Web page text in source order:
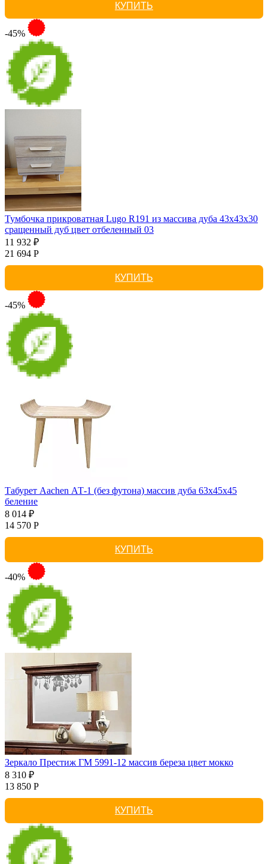
КУПИТЬ
-45%
Тумбочка прикроватная Lugo R191 из массива дуба 43х43х30
сращенный дуб цвет отбеленный 03
11 932 ₽
21 694 Р
КУПИТЬ
-45%
Табурет Aachen АТ-1 (без футона) массив дуба 63х45х45
беление
8 014 ₽
14 570 Р
КУПИТЬ
-40%
Зеркало Престиж ГМ 5991-12 массив береза цвет мокко
8 310 ₽
13 850 Р
КУПИТЬ